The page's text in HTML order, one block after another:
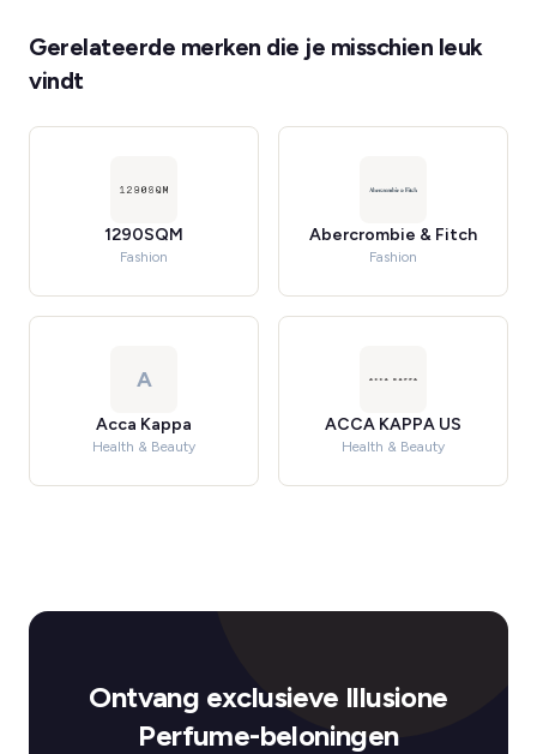
Gerelateerde merken die je misschien leuk
vindt
1290SQM
Fashion
Abercrombie & Fitch
Fashion
A
Acca Kappa
Health & Beauty
ACCA KAPPA US
Health & Beauty
Ontvang exclusieve Illusione
Perfume-beloningen